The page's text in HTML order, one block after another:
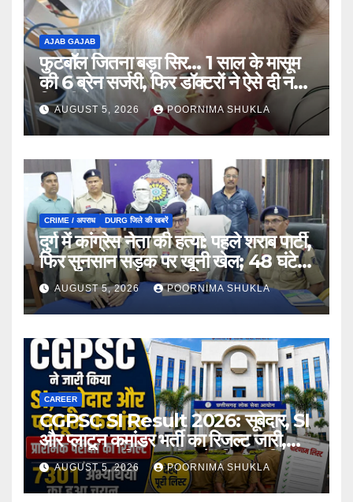
AJAB GAJAB
फुटबॉल जितना बड़ा सिर… 1 साल के मासूम
की 6 ब्रेन सर्जरी, फिर डॉक्टरों ने ऐसे दी नई
जिंदगी…
AUGUST 5, 2026 POORNIMA SHUKLA
CRIME / अपराध DURG जिले की खबरें
दुर्ग में कांग्रेस नेता की हत्या: पहले शराब पार्टी,
फिर सुनसान सड़क पर खूनी खेल; 48 घंटे में
खुला राज…
AUGUST 5, 2026 POORNIMA SHUKLA
CAREER
CGPSC SI Result 2026: सूबेदार, SI
और प्लाटून कमांडर भर्ती का रिजल्ट जारी,
7301 अभ्यर्थी मुख्य परीक्षा के लिए चयनित…
AUGUST 5, 2026 POORNIMA SHUKLA